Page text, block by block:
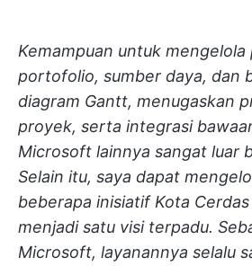
Kemampuan untuk
portofolio, sumber daya, dan
diagram Gantt, menugaskan
proyek, serta integrasi
Microsoft lainnya sangat luar
Selain itu, saya dapat
beberapa inisiatif Kota
menjadi satu visi terpadu.
Microsoft, layanannya selalu